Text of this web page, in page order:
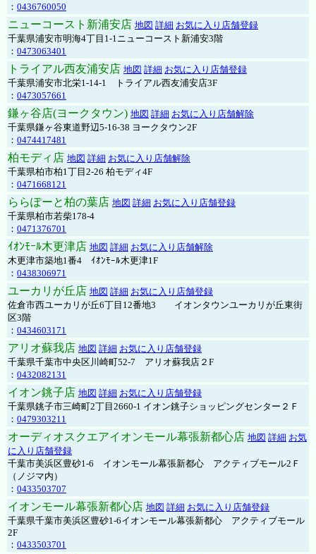
： 0436760050
ニューコースト新浦安店 地図 詳細 お気に入り店舗登録
千葉県浦安市明海4丁目1-1ニューコースト新浦安3階
： 0473063401
トライアル西友浦安店 地図 詳細 お気に入り店舗登録
千葉県浦安市北栄1-14-1 トライアル西友浦安店3F
： 0473057661
鎌ヶ谷店(ヨークタウン) 地図 詳細 お気に入り店舗解除
千葉県鎌ヶ谷東道野辺5-16-38 ヨークタウン2F
： 0474417481
柏モディ店 地図 詳細 お気に入り店舗解除
千葉県柏市柏1丁目2-26 柏モディ4F
： 0471668121
ららぽーと柏の葉店 地図 詳細 お気に入り店舗登録
千葉県柏市若柴178-4
： 0471376701
ｲｵﾝﾓｰﾙ木更津店 地図 詳細 お気に入り店舗解除
木更津市築地1番4 ｲｵﾝﾓｰﾙ木更津1F
： 0438306971
ユーカリが丘店 地図 詳細 お気に入り店舗登録
佐倉市西ユーカリが丘6丁目12番地3 イオンタウンユーカリが丘東街
区3階
： 0434603171
アリオ蘇我店 地図 詳細 お気に入り店舗登録
千葉県千葉市中央区川崎町52-7 アリオ蘇我店２F
： 0432082131
イオン銚子店 地図 詳細 お気に入り店舗登録
千葉県銚子市三崎町2丁目2660-1 イオン銚子ショッピングセンター２Ｆ
： 0479303211
オーディオスクエアイオンモール幕張新都心店 地図 詳細 お気
に入り店舗登録
千葉市美浜区豊砂1-6 イオンモール幕張新都心 アクティブモール2Ｆ
（ノジマ内）
： 0433503707
イオンモール幕張新都心店 地図 詳細 お気に入り店舗登録
千葉県千葉市美浜区豊砂1-6イオンモール幕張新都心 アクティブモール
2F
： 0433503701